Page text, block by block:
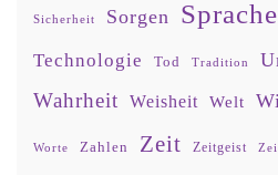
Sicherheit Sorgen Sprache
Technologie Tod Tradition
Wahrheit Weisheit Welt
Worte Zahlen Zeit Zeitgeist